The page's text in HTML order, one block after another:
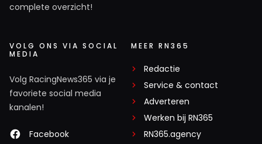
complete overzicht!
VOLG ONS VIA SOCIAL
MEDIA
Volg RacingNews365 via je
favoriete social media
kanalen!
Facebook
MEER RN365
Redactie
Service & contact
Adverteren
Werken bij RN365
RN365.agency